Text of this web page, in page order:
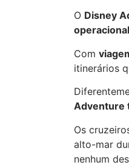
O Disney
Com
itinerários
Adventure
Os
alto-mar
nenhum